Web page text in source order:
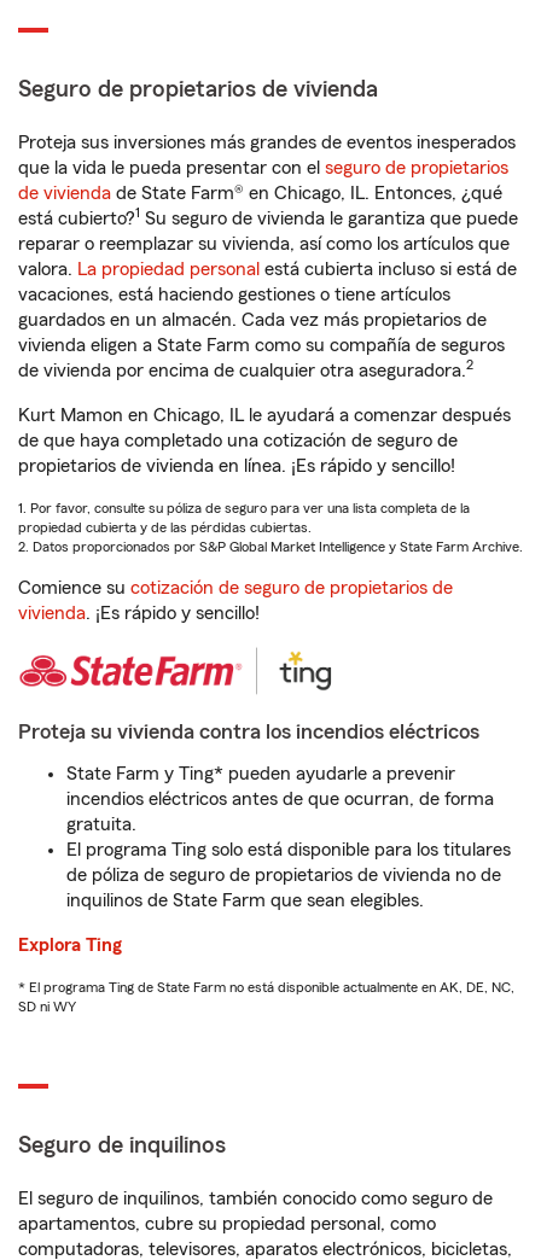
Seguro de propietarios de vivienda
Proteja sus inversiones más grandes de eventos inesperados
que la vida le pueda presentar con el seguro de propietarios
de vivienda de State Farm® en Chicago, IL. Entonces, ¿qué
está cubierto?1 Su seguro de vivienda le garantiza que puede
reparar o reemplazar su vivienda, así como los artículos que
valora. La propiedad personal está cubierta incluso si está de
vacaciones, está haciendo gestiones o tiene artículos
guardados en un almacén. Cada vez más propietarios de
vivienda eligen a State Farm como su compañía de seguros
de vivienda por encima de cualquier otra aseguradora.2
Kurt Mamon en Chicago, IL le ayudará a comenzar después
de que haya completado una cotización de seguro de
propietarios de vivienda en línea. ¡Es rápido y sencillo!
1. Por favor, consulte su póliza de seguro para ver una lista completa de la
propiedad cubierta y de las pérdidas cubiertas.
2. Datos proporcionados por S&P Global Market Intelligence y State Farm Archive.
Comience su cotización de seguro de propietarios de
vivienda. ¡Es rápido y sencillo!
Proteja su vivienda contra los incendios eléctricos
State Farm y Ting* pueden ayudarle a prevenir
incendios eléctricos antes de que ocurran, de forma
gratuita.
El programa Ting solo está disponible para los titulares
de póliza de seguro de propietarios de vivienda no de
inquilinos de State Farm que sean elegibles.
Explora Ting
* El programa Ting de State Farm no está disponible actualmente en AK, DE, NC,
SD ni WY
Seguro de inquilinos
El seguro de inquilinos, también conocido como seguro de
apartamentos, cubre su propiedad personal, como
computadoras, televisores, aparatos electrónicos, bicicletas,